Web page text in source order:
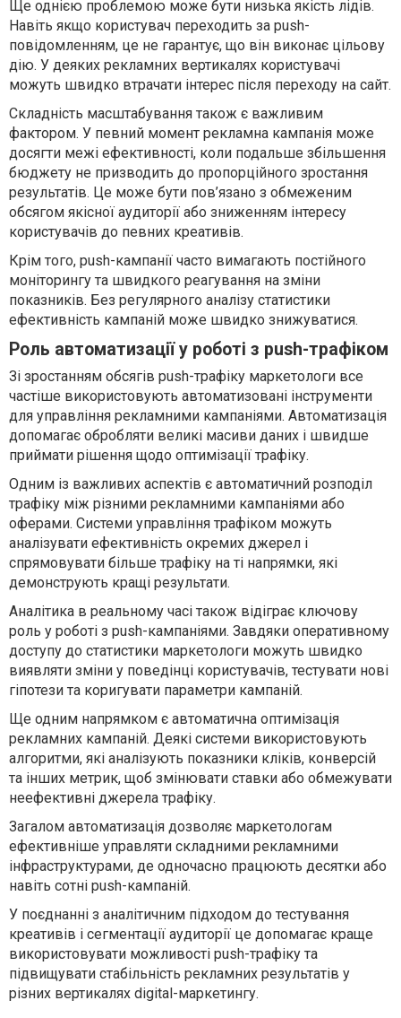
Ще однією проблемою може бути низька якість лідів.
Навіть якщо користувач переходить за push-
повідомленням, це не гарантує, що він виконає цільову
дію. У деяких рекламних вертикалях користувачі
можуть швидко втрачати інтерес після переходу на сайт.
Складність масштабування також є важливим
фактором. У певний момент рекламна кампанія може
досягти межі ефективності, коли подальше збільшення
бюджету не призводить до пропорційного зростання
результатів. Це може бути пов’язано з обмеженим
обсягом якісної аудиторії або зниженням інтересу
користувачів до певних креативів.
Крім того, push-кампанії часто вимагають постійного
моніторингу та швидкого реагування на зміни
показників. Без регулярного аналізу статистики
ефективність кампаній може швидко знижуватися.
Роль автоматизації у роботі з push-трафіком
Зі зростанням обсягів push-трафіку маркетологи все
частіше використовують автоматизовані інструменти
для управління рекламними кампаніями. Автоматизація
допомагає обробляти великі масиви даних і швидше
приймати рішення щодо оптимізації трафіку.
Одним із важливих аспектів є автоматичний розподіл
трафіку між різними рекламними кампаніями або
оферами. Системи управління трафіком можуть
аналізувати ефективність окремих джерел і
спрямовувати більше трафіку на ті напрямки, які
демонструють кращі результати.
Аналітика в реальному часі також відіграє ключову
роль у роботі з push-кампаніями. Завдяки оперативному
доступу до статистики маркетологи можуть швидко
виявляти зміни у поведінці користувачів, тестувати нові
гіпотези та коригувати параметри кампаній.
Ще одним напрямком є автоматична оптимізація
рекламних кампаній. Деякі системи використовують
алгоритми, які аналізують показники кліків, конверсій
та інших метрик, щоб змінювати ставки або обмежувати
неефективні джерела трафіку.
Загалом автоматизація дозволяє маркетологам
ефективніше управляти складними рекламними
інфраструктурами, де одночасно працюють десятки або
навіть сотні push-кампаній.
У поєднанні з аналітичним підходом до тестування
креативів і сегментації аудиторії це допомагає краще
використовувати можливості push-трафіку та
підвищувати стабільність рекламних результатів у
різних вертикалях digital-маркетингу.